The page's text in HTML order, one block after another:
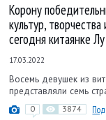
Корону
культур,
сегодня китаянке
17.03.2022
Восемь девушек из
представляли семь
0 3874